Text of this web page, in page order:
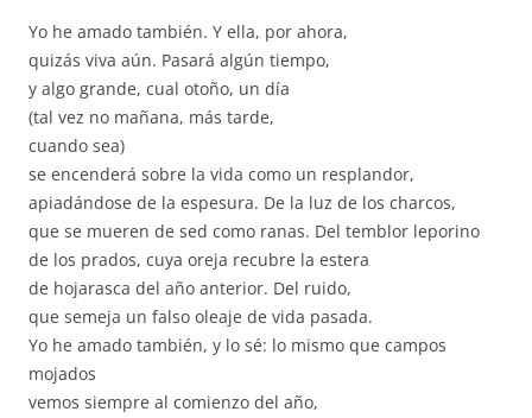
Yo he amado también. Y ella, por ahora,
quizás viva aún. Pasará algún tiempo,
y algo grande, cual otoño, un día
(tal vez no mañana, más tarde,
cuando sea)
se encenderá sobre la vida como un resplandor,
apiadándose de la espesura. De la luz de los charcos,
que se mueren de sed como ranas. Del temblor leporino
de los prados, cuya oreja recubre la estera
de hojarasca del año anterior. Del ruido,
que semeja un falso oleaje de vida pasada.
Yo he amado también, y lo sé: lo mismo que campos
mojados
vemos siempre al comienzo del año,